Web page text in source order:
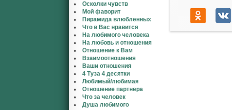
Осколки чувств
Мой фаворит
Пирамида влюбленных
Что в Вас нравится
На любимого человека
На любовь и отношения
Отношение к Вам
Взаимоотношения
Ваши отношения
4 Туза 4 десятки
Любимый/любимая
Отношение партнера
Что за человек
Душа любимого